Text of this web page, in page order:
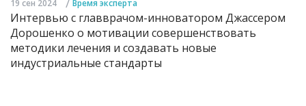
19 сен 2024 Время эксперта
Интервью с главврачом-инноватором Джассером
Дорошенко о мотивации совершенствовать
методики лечения и создавать новые
индустриальные стандарты